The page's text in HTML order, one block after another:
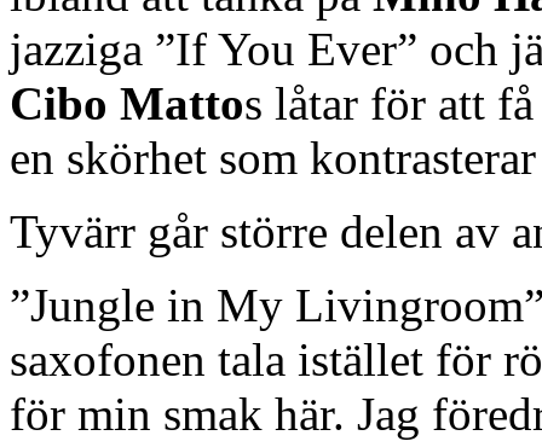
jazziga ”If You Ever” och
Cibo Mattos låtar för att
en skörhet som
Tyvärr går större delen av
”Jungle in My
saxofonen tala istället för
för min smak här. Jag